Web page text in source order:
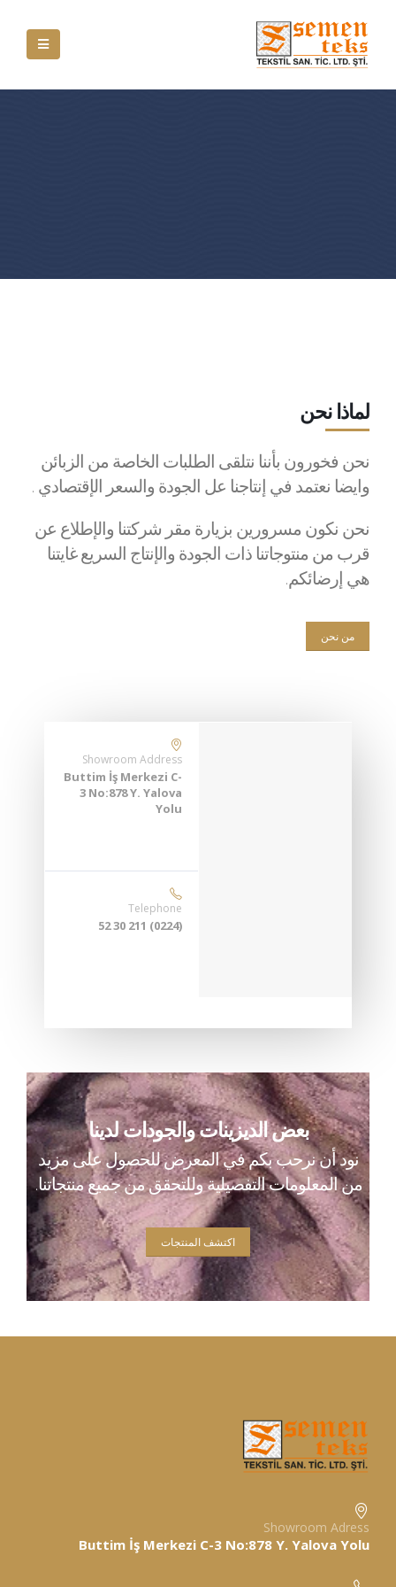
لماذا نحن
نحن فخورون بأننا نتلقى الطلبات الخاصة من الزبائن
وايضا نعتمد في إنتاجنا عل الجودة والسعر الإقتصادي .
نحن نكون مسرورين بزيارة مقر شركتنا والإطلاع عن
قرب من منتوجاتنا ذات الجودة والإنتاج السريع غايتنا
هي إرضائكم.
من نحن
Showroom Address
Buttim İş Merkezi C-
3 No:878 Y. Yalova
Yolu
Telephone
(0224) 211 30 52
بعض الديزينات والجودات لدينا
نود أن نرحب بكم في المعرض للحصول على مزيد
من المعلومات التفصيلية وللتحقق من جميع منتجاتنا.
اكتشف المنتجات
Showroom Adress
Buttim İş Merkezi C-3 No:878 Y. Yalova Yolu